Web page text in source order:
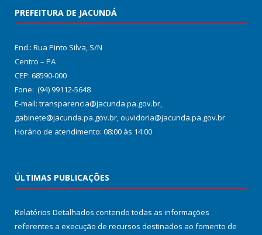
PREFEITURA DE JACUNDÁ
End.: Rua Pinto Silva, S/N
Centro – PA
CEP: 68590-000
Fone: (94) 99112-5648
E-mail: transparencia@jacunda.pa.gov.br,
gabinete@jacunda.pa.gov.br, ouvidoria@jacunda.pa.gov.br
Horário de atendimento: 08:00 às 14:00
ÚLTIMAS PUBLICAÇÕES
Relatórios Detalhados contendo todas as informações
referentes a execução de recursos destinados ao fomento de